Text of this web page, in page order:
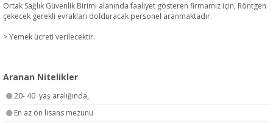
Ortak Sağlık Güvenlik Birimi alanında faaliyet gösteren firmamız için, Röntgen
çekecek gerekli evrakları dolduracak personel aranmaktadır.
> Yemek ücreti verilecektir.
Aranan Nitelikler
20- 40 yaş aralığında,
En az ön lisans mezunu